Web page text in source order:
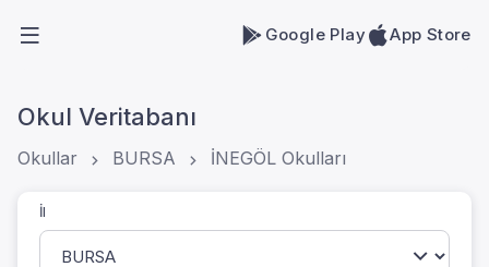
Google Play App Store
Okul Veritabanı
Okullar BURSA İNEGÖL Okulları
İl